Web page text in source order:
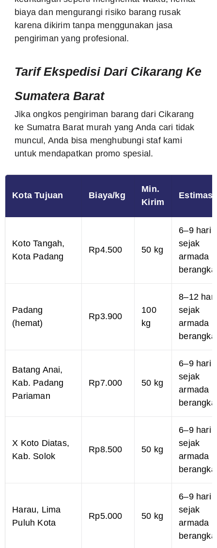
biaya dan mengurangi risiko barang rusak
karena dikirim tanpa menggunakan jasa
pengiriman yang profesional.
Tarif Ekspedisi Dari Cikarang
Ke Sumatera Barat
Jika ongkos pengiriman barang dari Cikarang
ke Sumatra Barat murah yang Anda cari tidak
muncul, Anda bisa menghubungi staf kami
untuk mendapatkan promo spesial.
Kota Tujuan Biaya/kg
Min.
Kirim
Estimasi
Koto Tangah,
Kota Padang
Rp4.500 50 kg
6–9 hari
sejak
armada
Padang
(hemat)
Rp3.900
100
kg
8–12 hari
sejak
armada
Batang Anai,
Kab. Padang
Pariaman
Rp7.000 50 kg
6–9 hari
sejak
armada
X Koto Diatas,
Kab. Solok
Rp8.500 50 kg
6–9 hari
sejak
armada
Harau, Lima
Puluh Kota
Rp5.000 50 kg
6–9 hari
sejak
armada